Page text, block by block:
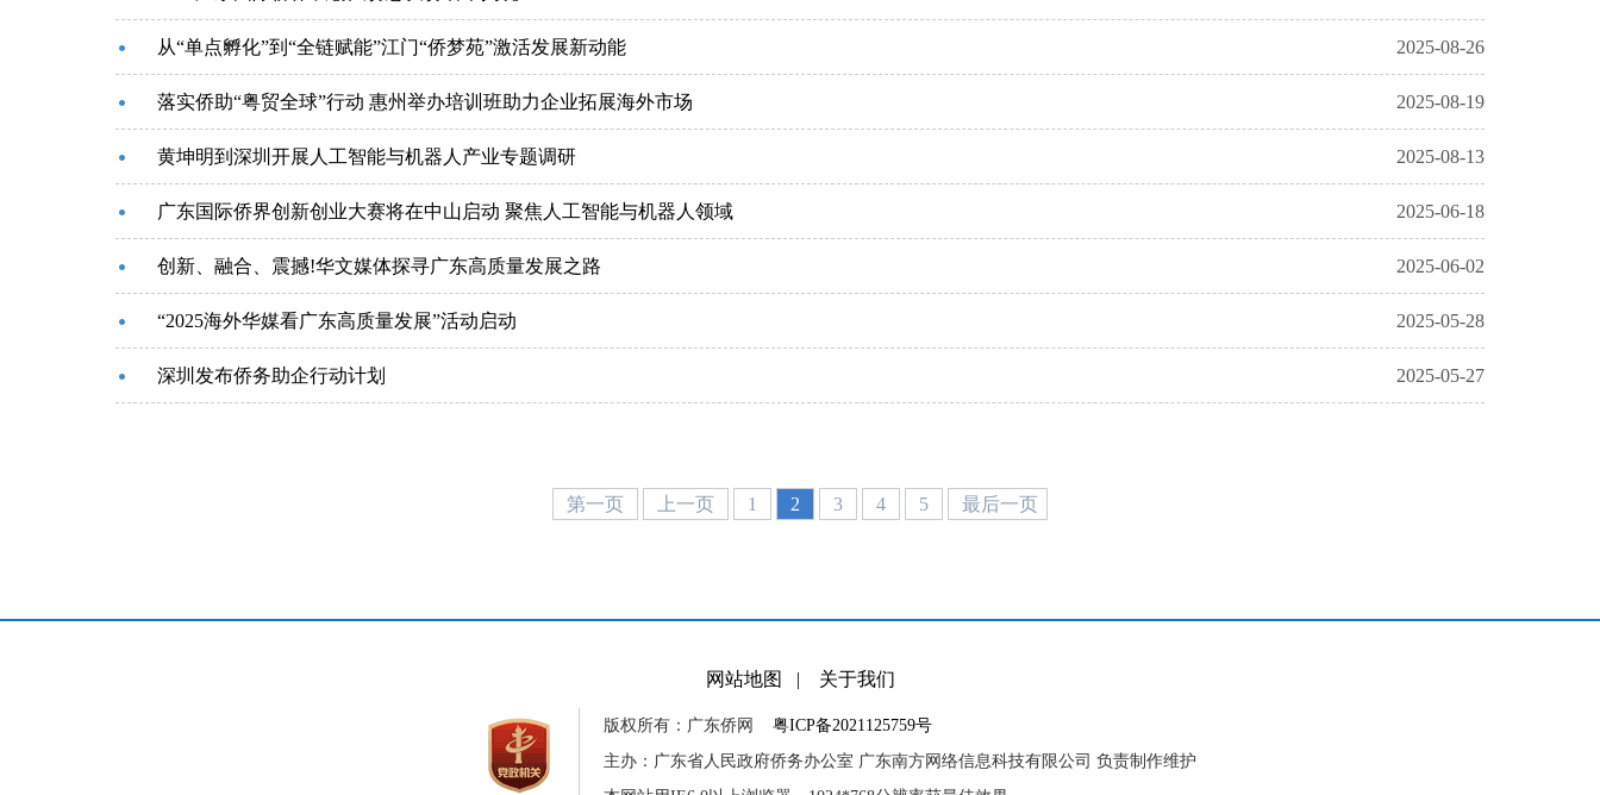
从“单点孵化”到“全链赋能”江门“侨梦苑”激活发展新动能 2025-08-26
落实侨助“粤贸全球”行动 惠州举办培训班助力企业拓展海外市场 2025-08-19
黄坤明到深圳开展人工智能与机器人产业专题调研 2025-08-13
广东国际侨界创新创业大赛将在中山启动 聚焦人工智能与机器人领域 2025-06-18
创新、融合、震撼!华文媒体探寻广东高质量发展之路 2025-06-02
“2025海外华媒看广东高质量发展”活动启动 2025-05-28
深圳发布侨务助企行动计划 2025-05-27
第一页 上一页 1 2 3 4 5 最后一页
网站地图 | 关于我们
版权所有：广东侨网 粤ICP备2021125759号
主办：广东省人民政府侨务办公室 广东南方网络信息科技有限公司 负责制作维护